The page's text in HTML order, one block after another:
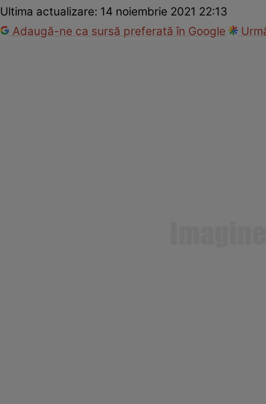
Ultima actualizare: 14 noiembrie 2021 22:13
Adaugă-ne ca sursă preferată în Google